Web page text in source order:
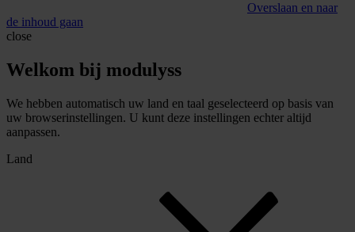
Overslaan en naar
de inhoud gaan
close
Welkom bij modulyss
We hebben automatisch uw land en taal geselecteerd op basis van
uw browserinstellingen. U kunt deze instellingen echter altijd
aanpassen.
Land